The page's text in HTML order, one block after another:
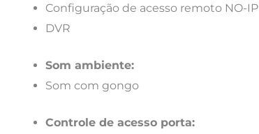
Configuração de acesso remoto NO-IP
DVR
Som ambiente:
Som com gongo
Controle de acesso porta: